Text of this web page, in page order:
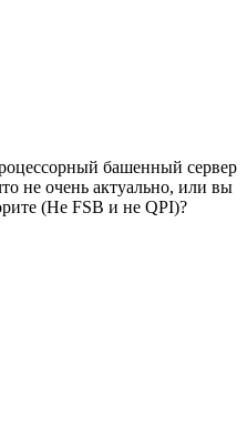
башенный сервер
не очень актуально, или вы
(Не FSB и не QPI)?